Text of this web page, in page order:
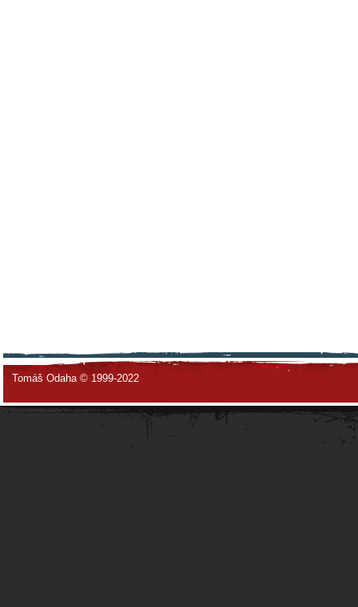
Tomáš Odaha © 1999-2022